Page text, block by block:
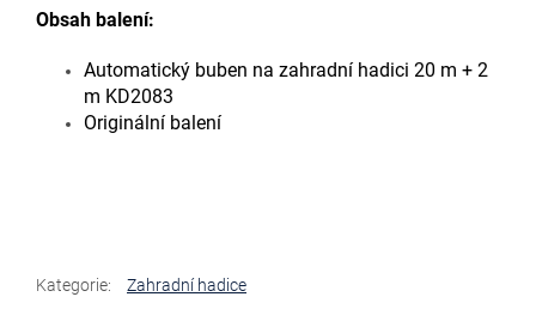
Obsah balení:
Automatický buben na zahradní hadici 20 m + 2
m KD2083
Originální balení
Kategorie:
Zahradní hadice